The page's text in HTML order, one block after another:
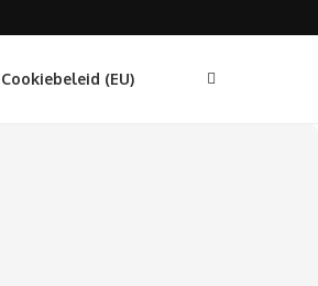
Cookiebeleid (EU)